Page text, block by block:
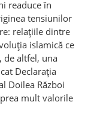
readuce în
tensiunilor
relațiile dintre
islamică ce
de altfel, una
Declarația
Doilea Război
mult valorile